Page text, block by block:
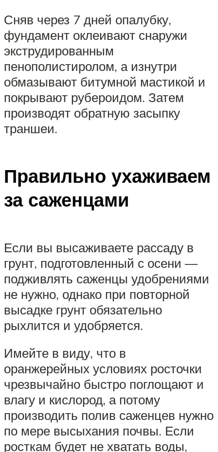
Сняв через 7 дней опалубку,
фундамент оклеивают снаружи
экструдированным
пенополистиролом, а изнутри
обмазывают битумной мастикой и
покрывают рубероидом. Затем
производят обратную засыпку
траншеи.
Правильно ухаживаем
за саженцами
Если вы высаживаете рассаду в
грунт, подготовленный с осени —
подживлять саженцы удобрениями
не нужно, однако при повторной
высадке грунт обязательно
рыхлится и удобряется.
Имейте в виду, что в
оранжерейных условиях росточки
чрезвычайно быстро поглощают и
влагу и кислород, а потому
производить полив саженцев нужно
по мере высыхания почвы. Если
росткам будет не хватать воды,